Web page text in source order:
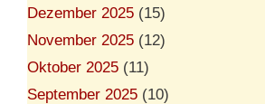
Dezember 2025 (15)
November 2025 (12)
Oktober 2025 (11)
September 2025 (10)